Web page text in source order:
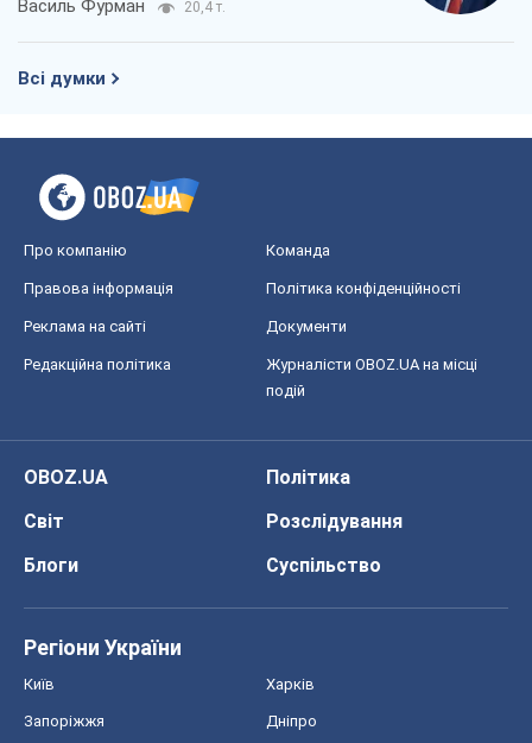
Василь Фурман 20,4 т.
Всі думки
Про компанію Команда
Правова інформація Політика конфіденційності
Реклама на сайті Документи
Редакційна політика
Журналісти OBOZ.UA на місці
подій
OBOZ.UA
Політика
Світ
Розслідування
Блоги
Суспільство
Регіони України
Київ Харків
Запоріжжя Дніпро